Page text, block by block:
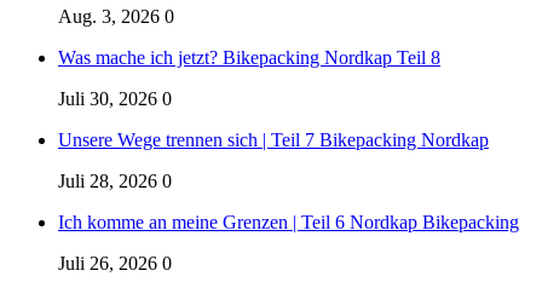
Aug. 3, 2026 0
Was mache ich jetzt? Bikepacking Nordkap Teil 8
Juli 30, 2026 0
Unsere Wege trennen sich | Teil 7 Bikepacking Nordkap
Juli 28, 2026 0
Ich komme an meine Grenzen | Teil 6 Nordkap Bikepacking
Juli 26, 2026 0